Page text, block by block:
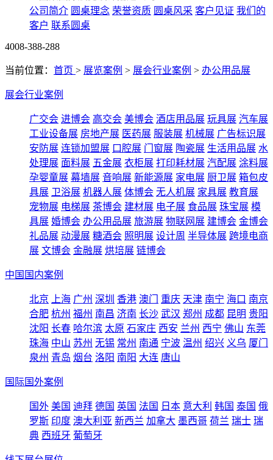
公司简介 圆桌理念 荣誉资质 圆桌风采 客户见证 我们的
客户 联系圆桌
4008-388-288
当前位置： 首页 > 展览案例 > 展会行业案例 > 办公用品展
展会行业案例
广交会 进博会 高交会 美博会 酒店用品展 玩具展 汽车展
工业设备展 房地产展 医药展 服装展 机械展 广告标识展
安防展 连锁加盟展 口腔展 门窗展 陶瓷展 生活用品展 水
处理展 面料展 五金展 衣柜展 打印耗材展 汽配展 涂料展
孕婴童展 幕墙展 音响展 新能源展 家电展 厨卫展 箱包皮
具展 卫浴展 机器人展 体博会 无人机展 家具展 教育展
宠物展 电梯展 茶博会 建材展 电子展 食品展 珠宝展 模
具展 婚博会 办公用品展 旅游展 物联网展 建博会 金博会
礼品展 动漫展 糖酒会 照明展 设计周 半导体展 跨境电商
展 文博会 金融展 烘培展 链博会
中国国内案例
北京 上海 广州 深圳 香港 澳门 重庆 天津 南宁 海口 南京
合肥 杭州 福州 南昌 济南 长沙 武汉 郑州 成都 昆明 贵阳
沈阳 长春 哈尔滨 太原 石家庄 西安 兰州 西宁 佛山 东莞
珠海 中山 苏州 无锡 常州 南通 宁波 温州 绍兴 义乌 厦门
泉州 青岛 烟台 洛阳 南阳 大连 唐山
国际国外案例
国外 美国 迪拜 德国 英国 法国 日本 意大利 韩国 泰国 俄
罗斯 印度 澳大利亚 新西兰 加拿大 墨西哥 荷兰 瑞士 瑞
典 西班牙 葡萄牙